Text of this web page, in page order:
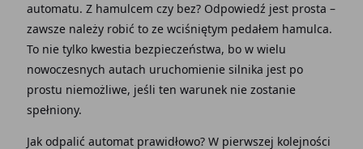
automatu. Z hamulcem czy bez? Odpowiedź jest prosta –
zawsze należy robić to ze wciśniętym pedałem hamulca.
To nie tylko kwestia bezpieczeństwa, bo w wielu
nowoczesnych autach uruchomienie silnika jest po
prostu niemożliwe, jeśli ten warunek nie zostanie
spełniony.
Jak odpalić automat prawidłowo? W pierwszej kolejności